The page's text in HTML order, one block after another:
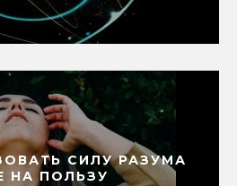
СИЛУ РАЗУМА
НА ПОЛЬЗУ